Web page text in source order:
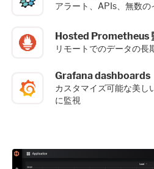
アラート、APIs、無数
Hosted Prometheus
リモートでのデータの長
Grafana dashboards
カスタマイズ可能な美し
に監視